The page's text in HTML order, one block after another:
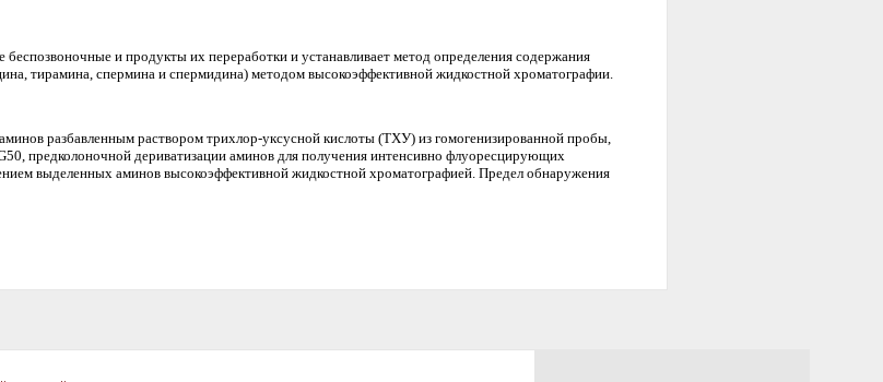
и продукты их переработки и устанавливает метод определения содержания
тирамина, спермина и спермидина) методом высокоэффективной жидкостной хроматографии.
разбавленным раствором трихлор-уксусной кислоты (ТХУ) из гомогенизированной пробы,
предколоночной дериватизации аминов для получения интенсивно флуоресцирующих
выделенных аминов высокоэффективной жидкостной хроматографией. Предел обнаружения